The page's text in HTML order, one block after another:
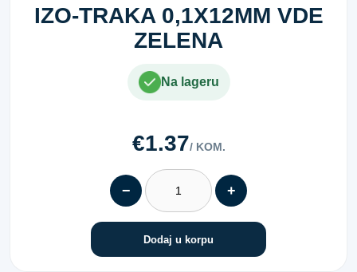
IZO-TRAKA 0,1X12MM VDE
ZELENA
Na lageru
€1.37/ KOM.
− +
Dodaj u korpu